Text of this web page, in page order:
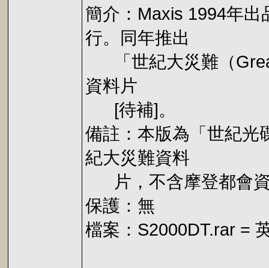
簡介：Maxis 1994年
行。同年推出
「世紀大災難（
資料片
[待補]。
備註：本版為「世紀光
紀大災難資料
片，不含摩登都會
保護：無
檔案：S2000DT.rar =